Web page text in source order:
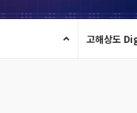
고해상도